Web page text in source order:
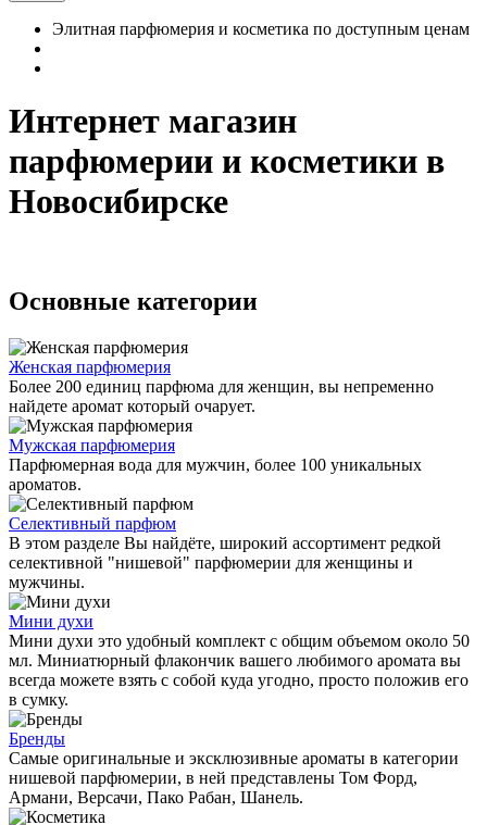
Элитная парфюмерия и косметика по доступным ценам
Интернет магазин
парфюмерии и косметики в
Новосибирске
Основные категории
Женская парфюмерия
Более 200 единиц парфюма для женщин, вы непременно
найдете аромат который очарует.
Мужская парфюмерия
Парфюмерная вода для мужчин, более 100 уникальных
ароматов.
Селективный парфюм
В этом разделе Вы найдёте, широкий ассортимент редкой
селективной "нишевой" парфюмерии для женщины и
мужчины.
Мини духи
Мини духи это удобный комплект с общим объемом около 50
мл. Миниатюрный флакончик вашего любимого аромата вы
всегда можете взять с собой куда угодно, просто положив его
в сумку.
Бренды
Самые оригинальные и эксклюзивные ароматы в категории
нишевой парфюмерии, в ней представлены Том Форд,
Армани, Версачи, Пако Рабан, Шанель.